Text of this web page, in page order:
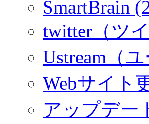
SmartBrain
twitter（ツ
Ustream（
Webサイト
アップデー